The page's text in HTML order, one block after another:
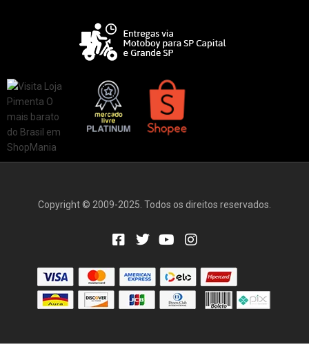
Copyright © 2009-2025. Todos os direitos reservados.